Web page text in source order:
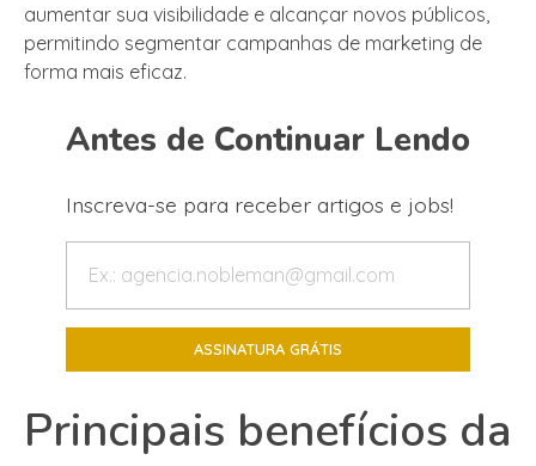
aumentar sua visibilidade e alcançar novos públicos,
permitindo segmentar campanhas de marketing de
forma mais eficaz.
Antes de Continuar Lendo
Inscreva-se para receber artigos e jobs!
Principais benefícios da